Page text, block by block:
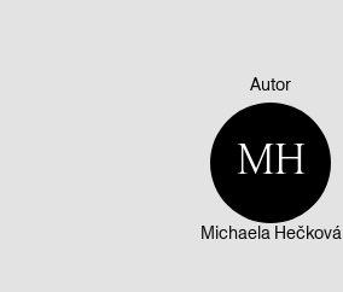
Autor
MH
Michaela Hečková